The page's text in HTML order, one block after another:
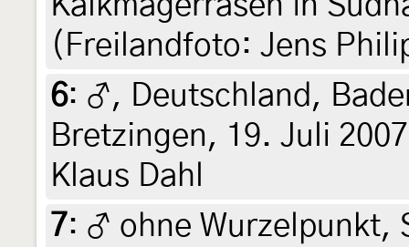
(Freilandfoto: Jens
6: ♂, Deutschland,
Bretzingen, 19. Juli
Klaus Dahl
7: ♂ ohne Wurzelpunkt,